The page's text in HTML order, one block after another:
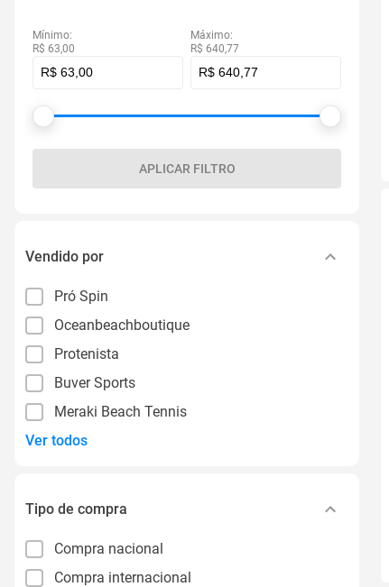
Mínimo:
R$ 63,00
Máximo:
R$ 640,77
APLICAR FILTRO
Vendido por
Pró Spin
Oceanbeachboutique
Protenista
Buver Sports
Meraki Beach Tennis
Ver todos
Tipo de compra
Compra nacional
Compra internacional